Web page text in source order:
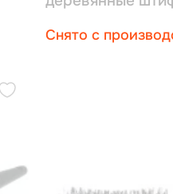
Снято с